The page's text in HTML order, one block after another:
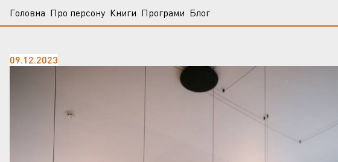
Головна Про персону Книги Програми Блог
09.12.2023